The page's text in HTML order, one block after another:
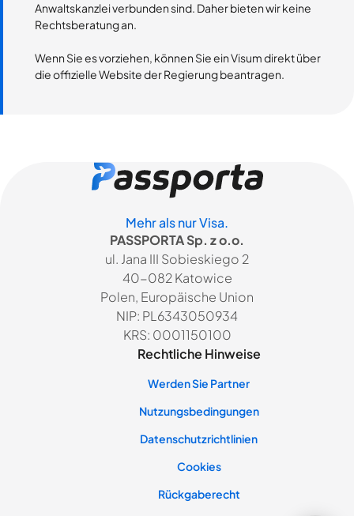
Anwaltskanzlei verbunden sind. Daher bieten wir keine
Rechtsberatung an.
Wenn Sie es vorziehen, können Sie ein Visum direkt über
die offizielle Website der Regierung beantragen.
Mehr als nur Visa.
PASSPORTA Sp. z o.o.
ul. Jana III Sobieskiego 2
40-082 Katowice
Polen, Europäische Union
NIP: PL6343050934
KRS: 0001150100
Rechtliche Hinweise
Werden Sie Partner
Nutzungsbedingungen
Datenschutzrichtlinien
Cookies
Rückgaberecht